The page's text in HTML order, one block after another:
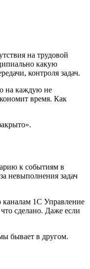
на трудовой
какую
контроля задач.
на каждую не
время. Как
к событиям в
невыполнения задач
каналам 1С Управление
сделано. Даже если
бывает в другом.